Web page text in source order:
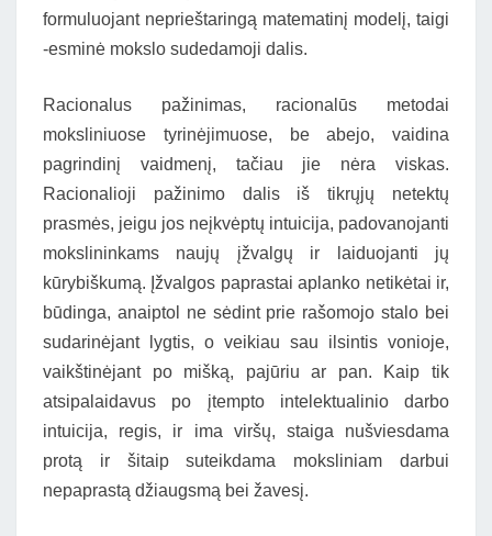
formuluojant neprieštaringą matematinį modelį, taigi
-esminė mokslo sudedamoji dalis.
Racionalus pažinimas, racionalūs metodai
moksliniuose tyrinėjimuose, be abejo, vaidina
pagrindinį vaidmenį, tačiau jie nėra viskas.
Racionalioji pažinimo dalis iš tikrųjų netektų
prasmės, jeigu jos neįkvėptų intuicija, padovanojanti
mokslininkams naujų įžvalgų ir laiduojanti jų
kūrybiškumą. Įžvalgos paprastai aplanko netikėtai ir,
būdinga, anaiptol ne sėdint prie rašomojo stalo bei
sudarinėjant lygtis, o veikiau sau ilsintis vonioje,
vaikštinėjant po mišką, pajūriu ar pan. Kaip tik
atsipalaidavus po įtempto intelektualinio darbo
intuicija, regis, ir ima viršų, staiga nušviesdama
protą ir šitaip suteikdama moksliniam darbui
nepaprastą džiaugsmą bei žavesį.